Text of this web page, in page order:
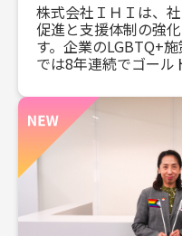
株式会社ＩＨＩは、
促進と支援体制の強
す。企業のLGBTQ+施
では8年連続でゴール
プレイス」に認定さ
取り組んできた具体
詳しく伺いました。